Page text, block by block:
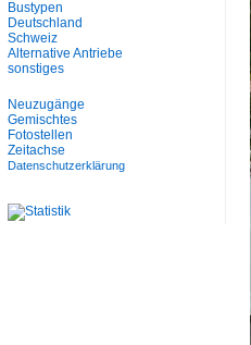
Bustypen
Deutschland
Schweiz
Alternative Antriebe
sonstiges
Neuzugänge
Gemischtes
Fotostellen
Zeitachse
Datenschutzerklärung